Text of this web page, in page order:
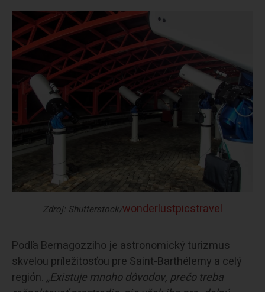
Zdroj: Shutterstock/wonderlustpicstravel
Podľa Bernagozziho je astronomický turizmus
skvelou príležitosťou pre Saint-Barthélemy a celý
región. „Existuje mnoho dôvodov, prečo treba